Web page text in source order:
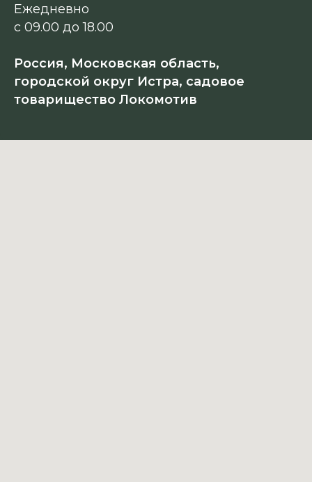
Ежедневно
с 09.00 до 18.00
Россия, Московская область,
городской округ Истра, садовое
товарищество Локомотив